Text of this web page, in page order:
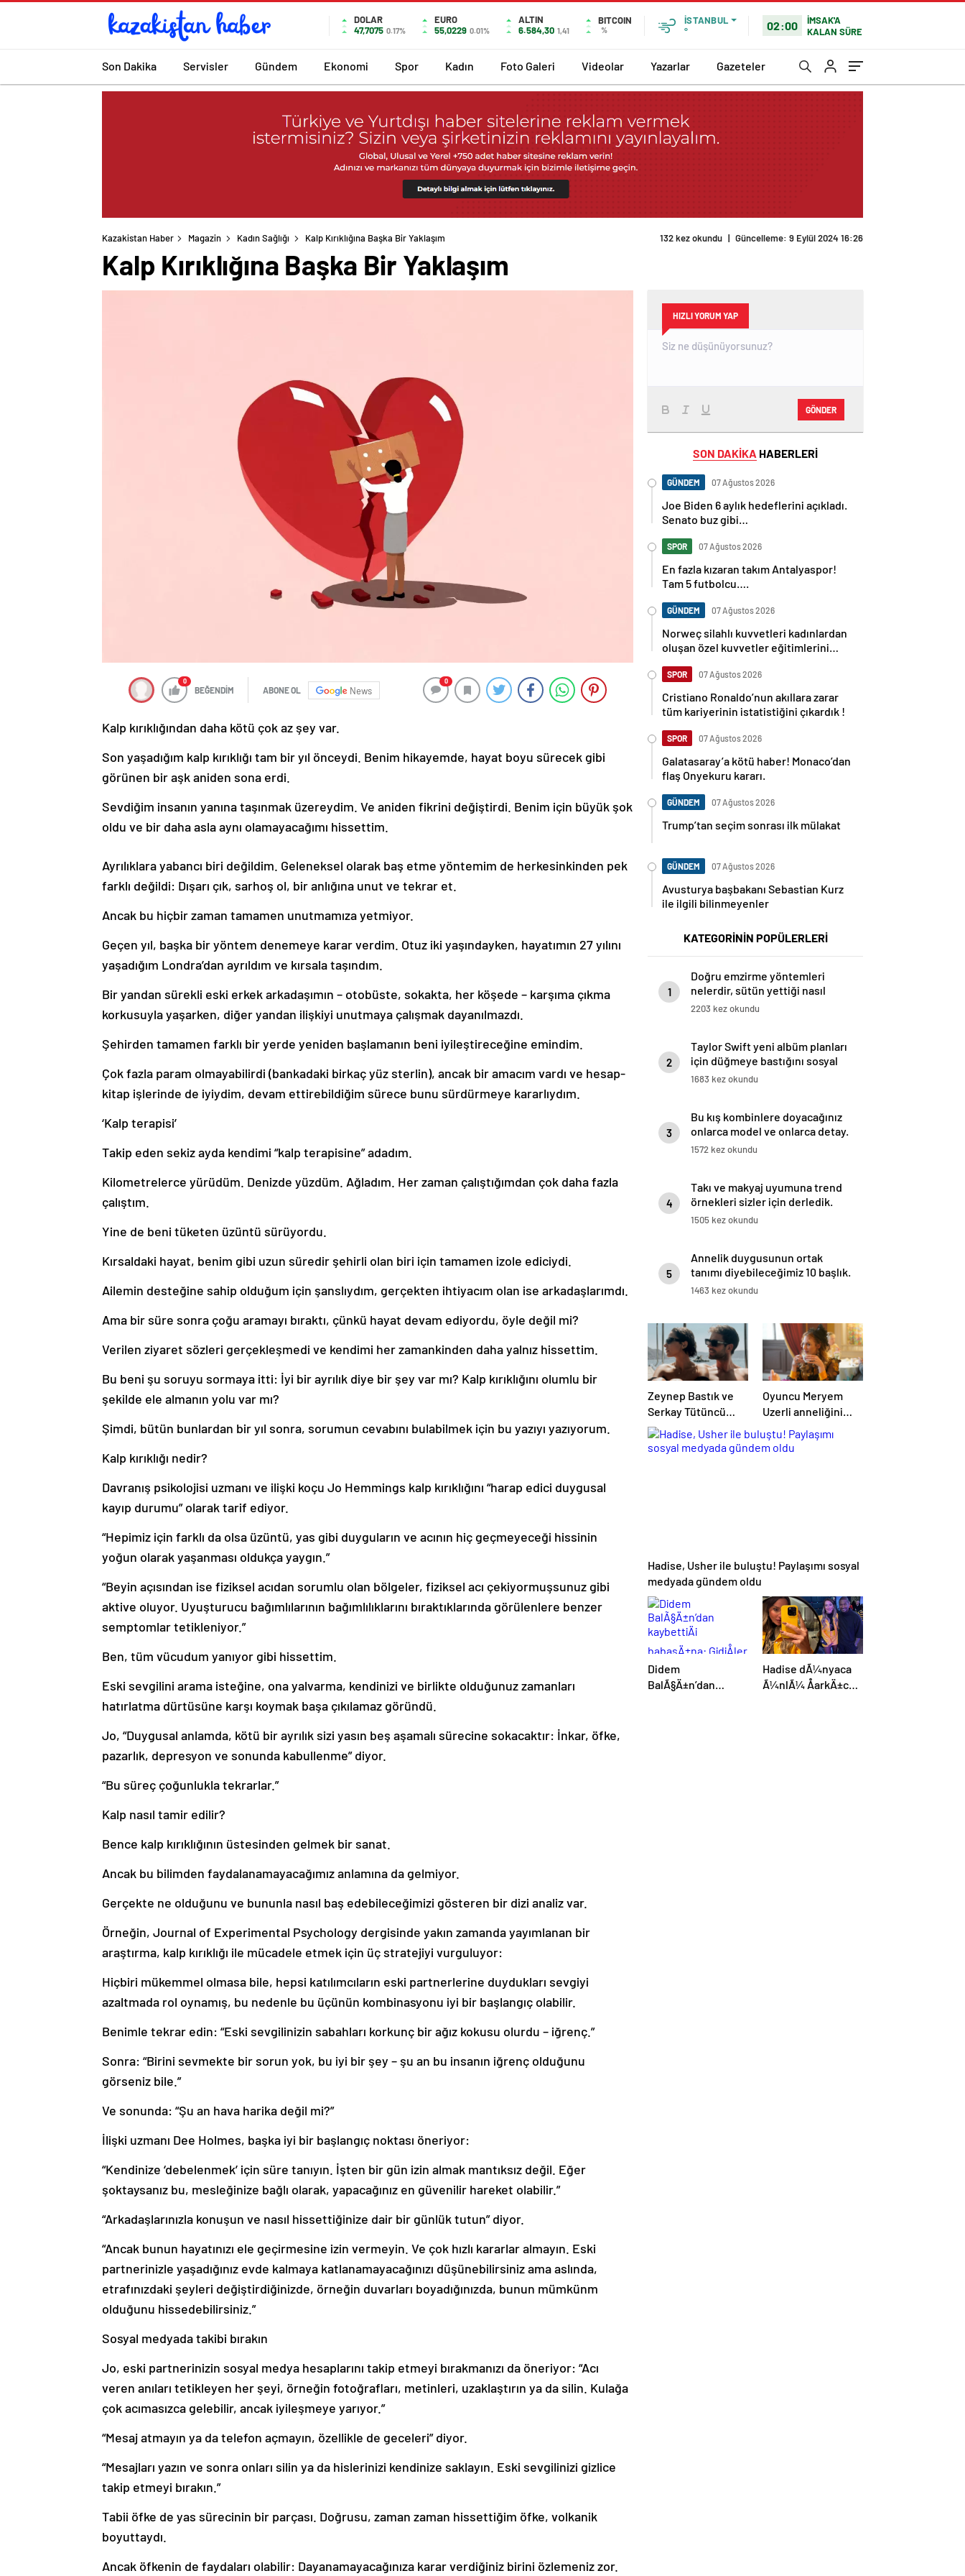
DOLAR
47,7075 0.17%
EURO
55,0229 0.01%
ALTIN
6.584,30 1,41
BITCOIN
%
İSTANBUL
°
02:00
İMSAK'A
KALAN SÜRE
Son Dakika Servisler Gündem Ekonomi Spor Kadın Foto Galeri Videolar Yazarlar Gazeteler
Kazakistan Haber Magazin Kadın Sağlığı Kalp Kırıklığına Başka Bir Yaklaşım 132 kez okundu | Güncelleme: 9 Eylül 2024 16:26
Kalp Kırıklığına Başka Bir Yaklaşım
0
BEĞENDİM ABONE OL News
0
Kalp kırıklığından daha kötü çok az şey var.
Son yaşadığım kalp kırıklığı tam bir yıl önceydi. Benim hikayemde, hayat boyu sürecek gibi
görünen bir aşk aniden sona erdi.
Sevdiğim insanın yanına taşınmak üzereydim. Ve aniden fikrini değiştirdi. Benim için büyük şok
oldu ve bir daha asla aynı olamayacağımı hissettim.
Ayrılıklara yabancı biri değildim. Geleneksel olarak baş etme yöntemim de herkesinkinden pek
farklı değildi: Dışarı çık, sarhoş ol, bir anlığına unut ve tekrar et.
Ancak bu hiçbir zaman tamamen unutmamıza yetmiyor.
Geçen yıl, başka bir yöntem denemeye karar verdim. Otuz iki yaşındayken, hayatımın 27 yılını
yaşadığım Londra’dan ayrıldım ve kırsala taşındım.
Bir yandan sürekli eski erkek arkadaşımın – otobüste, sokakta, her köşede – karşıma çıkma
korkusuyla yaşarken, diğer yandan ilişkiyi unutmaya çalışmak dayanılmazdı.
Şehirden tamamen farklı bir yerde yeniden başlamanın beni iyileştireceğine emindim.
Çok fazla param olmayabilirdi (bankadaki birkaç yüz sterlin), ancak bir amacım vardı ve hesap-
kitap işlerinde de iyiydim, devam ettirebildiğim sürece bunu sürdürmeye kararlıydım.
‘Kalp terapisi’
Takip eden sekiz ayda kendimi “kalp terapisine” adadım.
Kilometrelerce yürüdüm. Denizde yüzdüm. Ağladım. Her zaman çalıştığımdan çok daha fazla
çalıştım.
Yine de beni tüketen üzüntü sürüyordu.
Kırsaldaki hayat, benim gibi uzun süredir şehirli olan biri için tamamen izole ediciydi.
Ailemin desteğine sahip olduğum için şanslıydım, gerçekten ihtiyacım olan ise arkadaşlarımdı.
Ama bir süre sonra çoğu aramayı bıraktı, çünkü hayat devam ediyordu, öyle değil mi?
Verilen ziyaret sözleri gerçekleşmedi ve kendimi her zamankinden daha yalnız hissettim.
Bu beni şu soruyu sormaya itti: İyi bir ayrılık diye bir şey var mı? Kalp kırıklığını olumlu bir
şekilde ele almanın yolu var mı?
Şimdi, bütün bunlardan bir yıl sonra, sorumun cevabını bulabilmek için bu yazıyı yazıyorum.
Kalp kırıklığı nedir?
Davranış psikolojisi uzmanı ve ilişki koçu Jo Hemmings kalp kırıklığını “harap edici duygusal
kayıp durumu” olarak tarif ediyor.
“Hepimiz için farklı da olsa üzüntü, yas gibi duyguların ve acının hiç geçmeyeceği hissinin
yoğun olarak yaşanması oldukça yaygın.”
“Beyin açısından ise fiziksel acıdan sorumlu olan bölgeler, fiziksel acı çekiyormuşsunuz gibi
aktive oluyor. Uyuşturucu bağımlılarının bağımlılıklarını bıraktıklarında görülenlere benzer
semptomlar tetikleniyor.”
Ben, tüm vücudum yanıyor gibi hissettim.
Eski sevgilini arama isteğine, ona yalvarma, kendinizi ve birlikte olduğunuz zamanları
hatırlatma dürtüsüne karşı koymak başa çıkılamaz göründü.
Jo, “Duygusal anlamda, kötü bir ayrılık sizi yasın beş aşamalı sürecine sokacaktır: İnkar, öfke,
pazarlık, depresyon ve sonunda kabullenme” diyor.
“Bu süreç çoğunlukla tekrarlar.”
Kalp nasıl tamir edilir?
Bence kalp kırıklığının üstesinden gelmek bir sanat.
Ancak bu bilimden faydalanamayacağımız anlamına da gelmiyor.
Gerçekte ne olduğunu ve bununla nasıl baş edebileceğimizi gösteren bir dizi analiz var.
Örneğin, Journal of Experimental Psychology dergisinde yakın zamanda yayımlanan bir
araştırma, kalp kırıklığı ile mücadele etmek için üç stratejiyi vurguluyor:
Hiçbiri mükemmel olmasa bile, hepsi katılımcıların eski partnerlerine duydukları sevgiyi
azaltmada rol oynamış, bu nedenle bu üçünün kombinasyonu iyi bir başlangıç olabilir.
Benimle tekrar edin: “Eski sevgilinizin sabahları korkunç bir ağız kokusu olurdu – iğrenç.”
Sonra: “Birini sevmekte bir sorun yok, bu iyi bir şey – şu an bu insanın iğrenç olduğunu
görseniz bile.”
Ve sonunda: “Şu an hava harika değil mi?”
İlişki uzmanı Dee Holmes, başka iyi bir başlangıç noktası öneriyor:
“Kendinize ‘debelenmek’ için süre tanıyın. İşten bir gün izin almak mantıksız değil. Eğer
şoktaysanız bu, mesleğinize bağlı olarak, yapacağınız en güvenilir hareket olabilir.”
“Arkadaşlarınızla konuşun ve nasıl hissettiğinize dair bir günlük tutun” diyor.
“Ancak bunun hayatınızı ele geçirmesine izin vermeyin. Ve çok hızlı kararlar almayın. Eski
partnerinizle yaşadığınız evde kalmaya katlanamayacağınızı düşünebilirsiniz ama aslında,
etrafınızdaki şeyleri değiştirdiğinizde, örneğin duvarları boyadığınızda, bunun mümkünm
olduğunu hissedebilirsiniz.”
Sosyal medyada takibi bırakın
Jo, eski partnerinizin sosyal medya hesaplarını takip etmeyi bırakmanızı da öneriyor: “Acı
veren anıları tetikleyen her şeyi, örneğin fotoğrafları, metinleri, uzaklaştırın ya da silin. Kulağa
çok acımasızca gelebilir, ancak iyileşmeye yarıyor.”
“Mesaj atmayın ya da telefon açmayın, özellikle de geceleri” diyor.
“Mesajları yazın ve sonra onları silin ya da hislerinizi kendinize saklayın. Eski sevgilinizi gizlice
takip etmeyi bırakın.”
Tabii öfke de yas sürecinin bir parçası. Doğrusu, zaman zaman hissettiğim öfke, volkanik
boyuttaydı.
Ancak öfkenin de faydaları olabilir: Dayanamayacağınıza karar verdiğiniz birini özlemeniz zor.
HIZLI YORUM YAP
GÖNDER
SON DAKİKA HABERLERİ
GÜNDEM 07 Ağustos 2026
Joe Biden 6 aylık hedeflerini açıkladı.
Senato buz gibi…
SPOR 07 Ağustos 2026
En fazla kızaran takım Antalyaspor!
Tam 5 futbolcu….
GÜNDEM 07 Ağustos 2026
Norweç silahlı kuvvetleri kadınlardan
oluşan özel kuvvetler eğitimlerini
SPOR 07 Ağustos 2026
Cristiano Ronaldo’nun akıllara zarar
tüm kariyerinin istatistiğini çıkardık !
SPOR 07 Ağustos 2026
Galatasaray’a kötü haber! Monaco’dan
flaş Onyekuru kararı.
GÜNDEM 07 Ağustos 2026
Trump’tan seçim sonrası ilk mülakat
GÜNDEM 07 Ağustos 2026
Avusturya başbakanı Sebastian Kurz
ile ilgili bilinmeyenler
KATEGORİNİN POPÜLERLERİ
1
Doğru emzirme yöntemleri
nelerdir, sütün yettiği nasıl
anlaşılır?
2203 kez okundu
2
Taylor Swift yeni albüm planları
için düğmeye bastığını sosyal
medyadan duyurdu!
1683 kez okundu
3
Bu kış kombinlere doyacağınız
onlarca model ve onlarca detay.
1572 kez okundu
4
Takı ve makyaj uyumuna trend
örnekleri sizler için derledik.
1505 kez okundu
5
Annelik duygusunun ortak
tanımı diyebileceğimiz 10 başlık.
1463 kez okundu
Zeynep Bastık ve
Serkay Tütüncü
ilişkilerinin 1. yılını
kutladı
Oyuncu Meryem
Uzerli anneliğini
anlattı: “Hem
disiplinli hem
Hadise, Usher ile buluştu! Paylaşımı sosyal
medyada gündem oldu
Didem
BalÃ§Ä±n’dan
Hadise dÃ¼nyaca
Ã¼nlÃ¼ ÅarkÄ±cÄ±